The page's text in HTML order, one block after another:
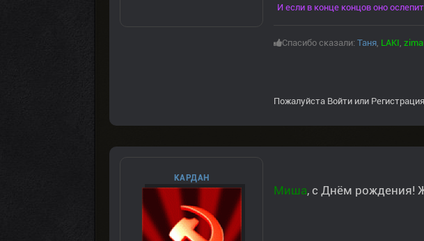
И если в конце концов оно
Спасибо сказали: Таня, LAKI,
Пожалуйста Войти или Регистрация
КАРДАН
Миша, c Днём рождения!